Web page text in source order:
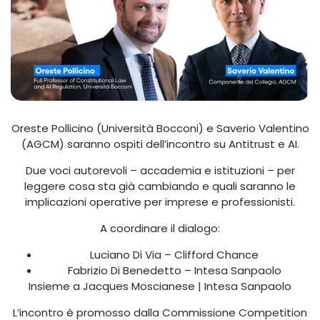
Oreste Pollicino (Università Bocconi) e Saverio Valentino
(AGCM) saranno ospiti dell’incontro su Antitrust e AI.
Due voci autorevoli – accademia e istituzioni – per
leggere cosa sta già cambiando e quali saranno le
implicazioni operative per imprese e professionisti.
A coordinare il dialogo:
Luciano Di Via – Clifford Chance
Fabrizio Di Benedetto – Intesa Sanpaolo
Insieme a Jacques Moscianese | Intesa Sanpaolo
L’incontro è promosso dalla Commissione Competition